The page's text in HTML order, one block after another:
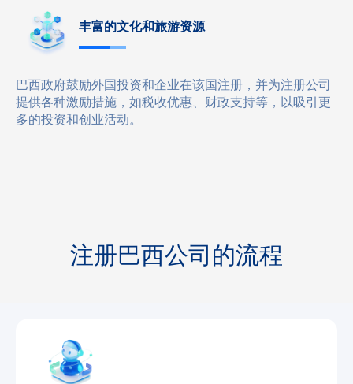
丰富的文化和旅游资源
巴西政府鼓励外国投资和企业在该国注册，并为注册公司
提供各种激励措施，如税收优惠、财政支持等，以吸引更
多的投资和创业活动。
注册巴西公司的流程